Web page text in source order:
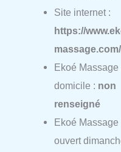
Site internet :
https://
massage.com/
Ekoé Massage
domicile : non
renseigné
Ekoé Massage
ouvert